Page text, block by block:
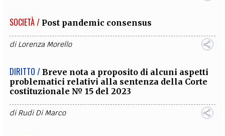
SOCIETÀ / Post pandemic consensus
diLorenza Morello
DIRITTO / Breve nota a proposito di alcuni aspetti
problematici relativi alla sentenza della Corte
costituzionale № 15 del 2023
diRudi Di Marco